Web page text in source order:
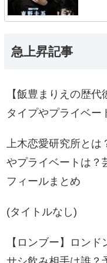
急上昇記事
【飯豊まりえの歴
タイプやプライベー
上木恋愛研究所と
やプライベートは？
フィールまとめ
(タイトルなし)
【ロンブー】ロン